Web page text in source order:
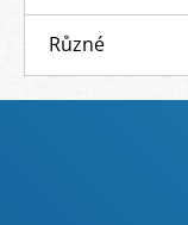
Různé